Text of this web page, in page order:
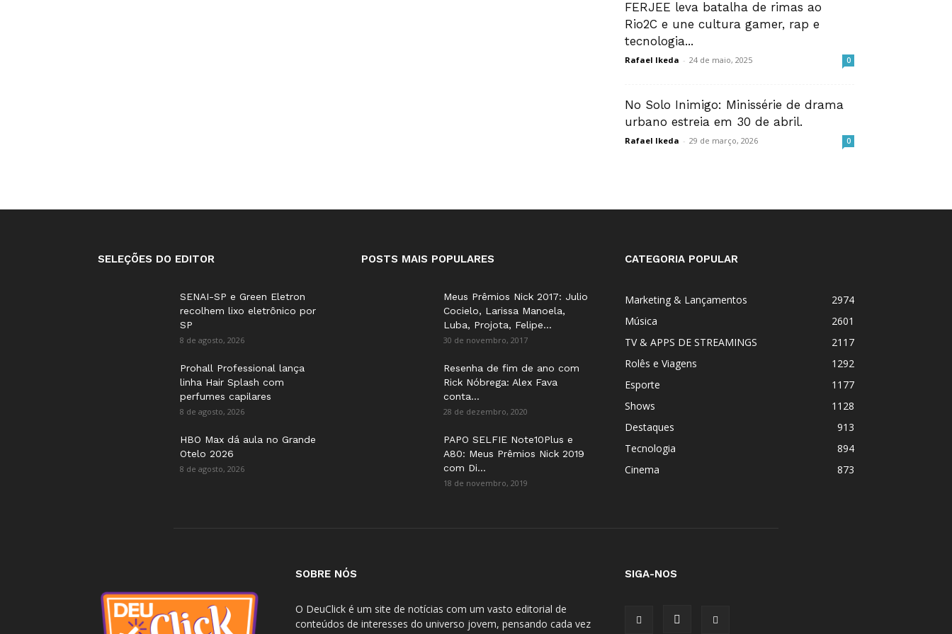
FERJEE leva batalha de rimas ao
Rio2C e une cultura gamer, rap e
tecnologia...
Rafael Ikeda - 24 de maio, 2025 0
No Solo Inimigo: Minissérie de drama
urbano estreia em 30 de abril.
Rafael Ikeda - 29 de março, 2026 0
SELEÇÕES DO EDITOR
SENAI-SP e Green Eletron
recolhem lixo eletrônico por
SP
8 de agosto, 2026
Prohall Professional lança
linha Hair Splash com
perfumes capilares
8 de agosto, 2026
HBO Max dá aula no Grande
Otelo 2026
8 de agosto, 2026
POSTS MAIS POPULARES
Meus Prêmios Nick 2017: Julio
Cocielo, Larissa Manoela,
Luba, Projota, Felipe...
30 de novembro, 2017
Resenha de fim de ano com
Rick Nóbrega: Alex Fava
conta...
28 de dezembro, 2020
PAPO SELFIE Note10Plus e
A80: Meus Prêmios Nick 2019
com Di...
18 de novembro, 2019
CATEGORIA POPULAR
Marketing & Lançamentos
2974
Música
2601
TV & APPS DE STREAMINGS
2117
Rolês e Viagens
1292
Esporte
1177
Shows
1128
Destaques
913
Tecnologia
894
Cinema
873
SOBRE NÓS
O DeuClick é um site de notícias com um vasto editorial de
conteúdos de interesses do universo jovem, pensando cada vez
SIGA-NOS